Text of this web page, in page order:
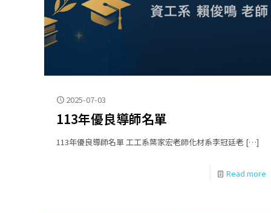
2025-07-03
113年優良導師名單
113年優良導師名單 工工系葉家宏老師化材系李冠廷老 […]
Read more